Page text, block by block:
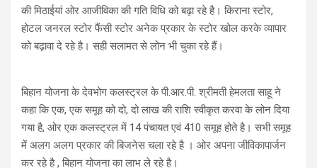
की मिठाईयां ओर आजीविका की गति विधि को बढ़ा रहे है। किराना स्टोर,
होटल जनरल स्टोर फैंसी स्टोर अनेक प्रकार के स्टोर खोल करके व्यापार
को बढ़ावा दे रहे है। सही सलामत से लोन भी चुका रहे हैं।
बिहान योजना के देवभोग कलस्ट्रल के पी.आर.पी. श्रीमती हेमलता साहू ने
कहा कि एक, एक समूह को दो, दो लाख की राशि स्वीकृत करवा के लोन दिया
गया है, ओर एक कलस्ट्रल में 14 पंचायत एवं 410 समूह होते है। सभी समूह
में अलग अलग प्रकार की बिजनेस चला रहे है । ओर अपना जीविकापार्जन
कर रहे है , बिहान योजना का लाभ ले रहे है।